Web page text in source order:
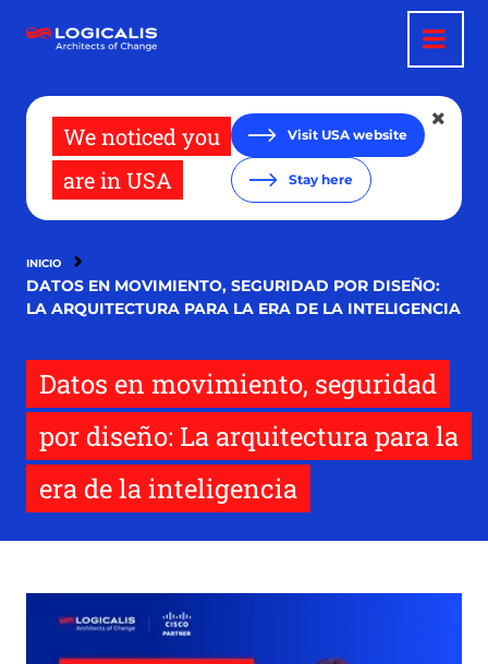
contenido
We noticed you
are in USA
Visit USA website
Stay here
INICIO
DATOS EN MOVIMIENTO, SEGURIDAD POR DISEÑO:
LA ARQUITECTURA PARA LA ERA DE LA INTELIGENCIA
Datos en movimiento, seguridad
por diseño: La arquitectura para la
era de la inteligencia